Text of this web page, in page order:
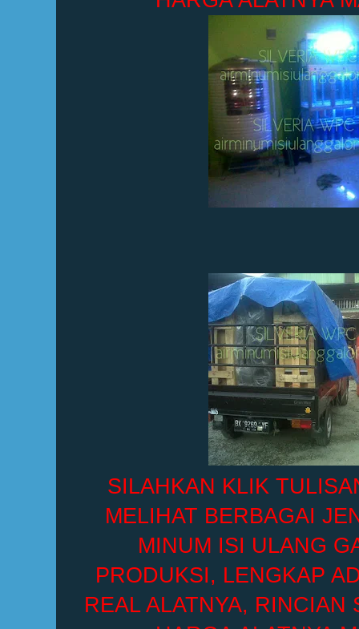
SILAHKAN KLIK
MELIHAT BERBAGAI
MINUM ISI ULANG
PRODUKSI, LENGKAP
REAL ALATNYA, RINCIAN